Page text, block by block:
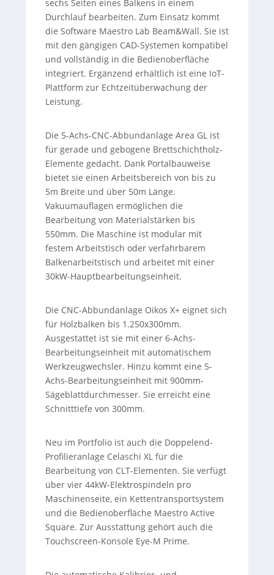
sechs Seiten eines Balkens in einem
Durchlauf bearbeiten. Zum Einsatz kommt
die Software Maestro Lab Beam&Wall. Sie ist
mit den gängigen CAD-Systemen kompatibel
und vollständig in die Bedienoberfläche
integriert. Ergänzend erhältlich ist eine IoT-
Plattform zur Echtzeitüberwachung der
Leistung.
Die 5-Achs-CNC-Abbundanlage Area GL ist
für gerade und gebogene Brettschichtholz-
Elemente gedacht. Dank Portalbauweise
bietet sie einen Arbeitsbereich von bis zu
5m Breite und über 50m Länge.
Vakuumauflagen ermöglichen die
Bearbeitung von Materialstärken bis
550mm. Die Maschine ist modular mit
festem Arbeitstisch oder verfahrbarem
Balkenarbeitstisch und arbeitet mit einer
30kW-Hauptbearbeitungseinheit.
Die CNC-Abbundanlage Oikos X+ eignet sich
für Holzbalken bis 1.250x300mm.
Ausgestattet ist sie mit einer 6-Achs-
Bearbeitungseinheit mit automatischem
Werkzeugwechsler. Hinzu kommt eine 5-
Achs-Bearbeitungseinheit mit 900mm-
Sägeblattdurchmesser. Sie erreicht eine
Schnitttiefe von 300mm.
Neu im Portfolio ist auch die Doppelend-
Profilieranlage Celaschi XL für die
Bearbeitung von CLT-Elementen. Sie verfügt
über vier 44kW-Elektrospindeln pro
Maschinenseite, ein Kettentransportsystem
und die Bedienoberfläche Maestro Active
Square. Zur Ausstattung gehört auch die
Touchscreen-Konsole Eye-M Prime.